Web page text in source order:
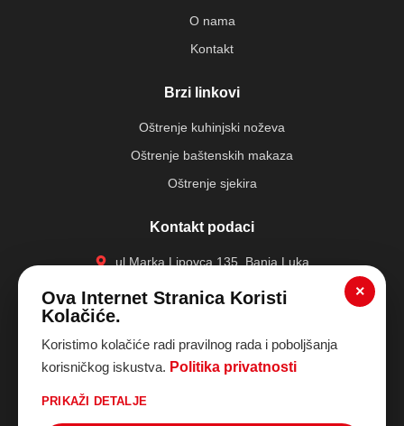
O nama
Kontakt
Brzi linkovi
Oštrenje kuhinjski noževa
Oštrenje baštenskih makaza
Oštrenje sjekira
Kontakt podaci
ul.Marka Lipovca 135, Banja Luka
+387 65 535 911
Politika privatnosti | Politika kolačića
×
Ova Internet Stranica Koristi
Kolačiće.
Koristimo kolačiće radi pravilnog rada i poboljšanja
korisničkog iskustva. Politika privatnosti
PRIKAŽI DETALJE